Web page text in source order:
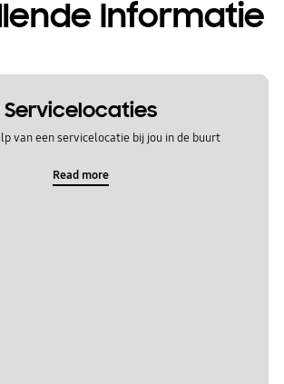
Informatie
Servicelocaties
van een servicelocatie bij jou in de buurt
Read more